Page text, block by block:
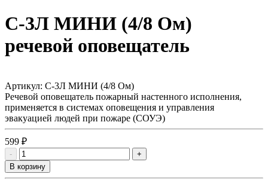
С-3Л МИНИ (4/8 Ом)
речевой оповещатель
Артикул: С-3Л МИНИ (4/8 Ом)
Речевой оповещатель пожарный настенного исполнения,
применяется в системах оповещения и управления
эвакуацией людей при пожаре (СОУЭ)
599 ₽
-
+
В корзину